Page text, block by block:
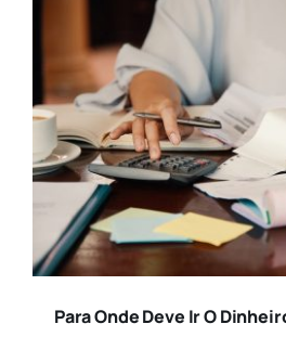
Para Onde Deve Ir O